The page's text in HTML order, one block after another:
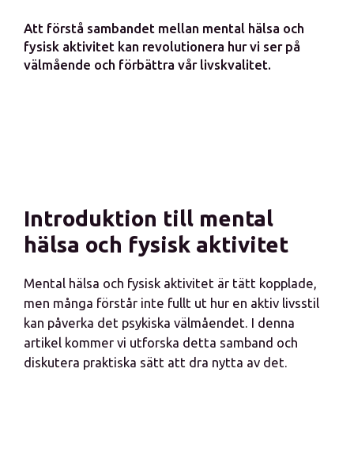
Att förstå sambandet mellan mental hälsa och
fysisk aktivitet kan revolutionera hur vi ser på
välmående och förbättra vår livskvalitet.
Introduktion till mental
hälsa och fysisk aktivitet
Mental hälsa och fysisk aktivitet är tätt kopplade,
men många förstår inte fullt ut hur en aktiv livsstil
kan påverka det psykiska välmåendet. I denna
artikel kommer vi utforska detta samband och
diskutera praktiska sätt att dra nytta av det.